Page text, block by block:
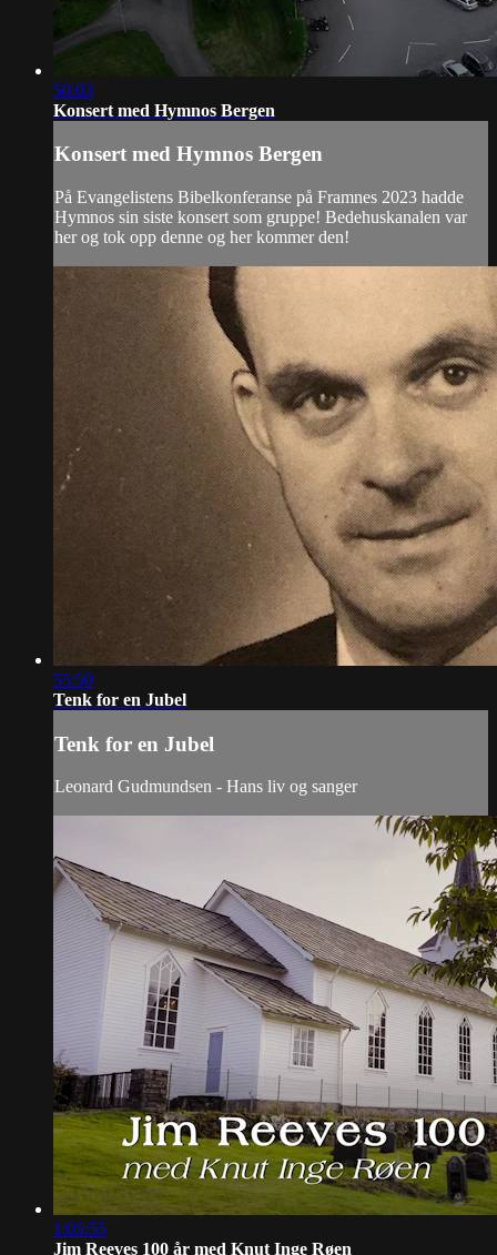
50:03
Konsert med Hymnos Bergen
Konsert med Hymnos Bergen
På Evangelistens Bibelkonferanse på Framnes 2023 hadde
Hymnos sin siste konsert som gruppe! Bedehuskanalen var
her og tok opp denne og her kommer den!
55:50
Tenk for en Jubel
Tenk for en Jubel
Leonard Gudmundsen - Hans liv og sanger
1:05:55
Jim Reeves 100 år med Knut Inge Røen